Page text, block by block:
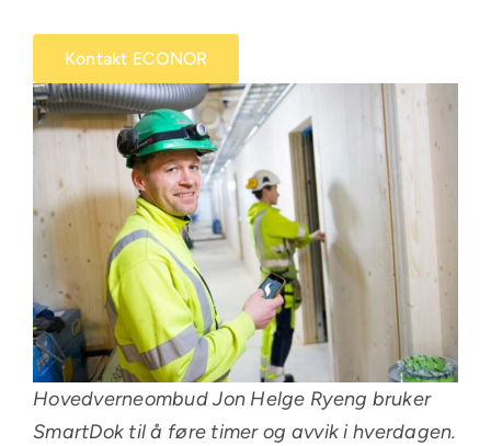
Kontakt ECONOR
Hovedverneombud Jon Helge Ryeng bruker
SmartDok til å føre timer og avvik i hverdagen.